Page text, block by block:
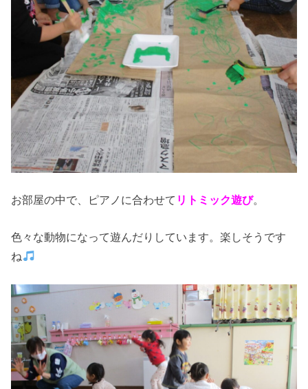
お部屋の中で、ピアノに合わせて リトミック遊び。
色々な動物になって遊んだりしています。楽しそうです
ね